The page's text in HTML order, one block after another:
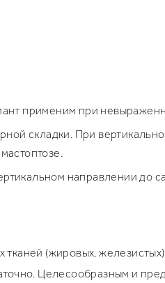
применим при
складки. При
направлении до
(жировых,
Целесообразным и